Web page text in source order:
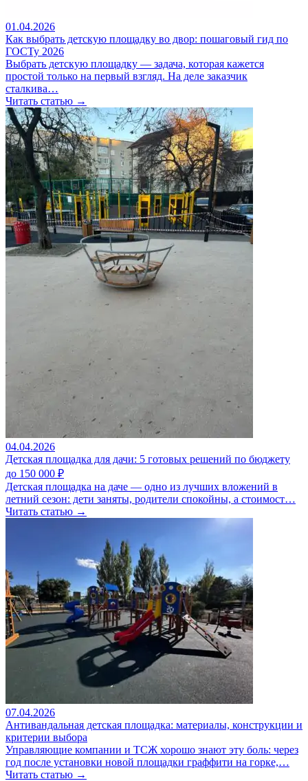
01.04.2026
Как выбрать детскую площадку во двор: пошаговый гид по
ГОСТу 2026
Выбрать детскую площадку — задача, которая кажется
простой только на первый взгляд. На деле заказчик
сталкива…
Читать статью →
04.04.2026
Детская площадка для дачи: 5 готовых решений по бюджету
до 150 000 ₽
Детская площадка на даче — одно из лучших вложений в
летний сезон: дети заняты, родители спокойны, а стоимост…
Читать статью →
07.04.2026
Антивандальная детская площадка: материалы, конструкции и
критерии выбора
Управляющие компании и ТСЖ хорошо знают эту боль: через
год после установки новой площадки граффити на горке,…
Читать статью →